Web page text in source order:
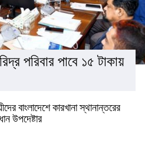
পরিবার পাবে ১৫ টাকায়
বাংলাদেশে কারখানা স্থানান্তরের
উপদেষ্টার